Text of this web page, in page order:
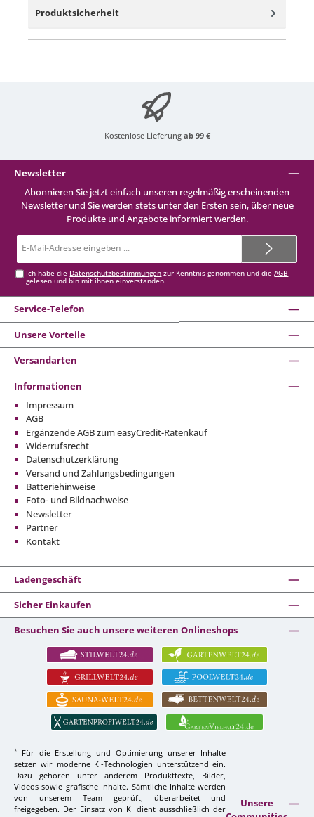
Produktsicherheit
Kostenlose Lieferung ab 99 €
Newsletter
Abonnieren Sie jetzt einfach unseren regelmäßig erscheinenden
Newsletter und Sie werden stets unter den Ersten sein, über neue
Produkte und Angebote informiert werden.
Mail-
Ich habe die Datenschutzbestimmungen zur Kenntnis genommen und dieAGB
gelesen und bin mit ihnen einverstanden.
Service-Telefon
Unsere Vorteile
Versandarten
Informationen
Impressum
AGB
Ergänzende AGB zum easyCredit-Ratenkauf
Widerrufsrecht
Datenschutzerklärung
Versand und Zahlungsbedingungen
Batteriehinweise
Foto- und Bildnachweise
Newsletter
Partner
Kontakt
Ladengeschäft
Sicher Einkaufen
Besuchen Sie auch unsere weiteren Onlineshops
*
Für die Erstellung und Optimierung unserer Inhalte
setzen wir moderne KI-Technologien unterstützend ein.
Dazu gehören unter anderem Produkttexte, Bilder,
Videos sowie grafische Inhalte. Sämtliche Inhalte werden
von unserem Team geprüft, überarbeitet und
freigegeben. Der Einsatz von KI dient ausschließlich der
Unsere